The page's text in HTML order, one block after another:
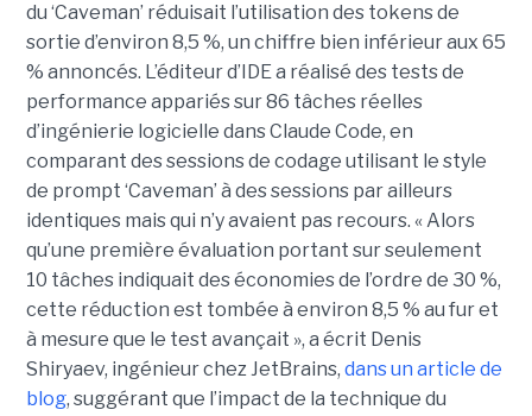
du ‘Caveman’ réduisait l’utilisation des tokens de
sortie d’environ 8,5 %, un chiffre bien inférieur aux 65
% annoncés. L’éditeur d’IDE a réalisé des tests de
performance appariés sur 86 tâches réelles
d’ingénierie logicielle dans Claude Code, en
comparant des sessions de codage utilisant le style
de prompt ‘Caveman’ à des sessions par ailleurs
identiques mais qui n’y avaient pas recours. « Alors
qu’une première évaluation portant sur seulement
10 tâches indiquait des économies de l’ordre de 30 %,
cette réduction est tombée à environ 8,5 % au fur et
à mesure que le test avançait », a écrit Denis
Shiryaev, ingénieur chez JetBrains, dans un article de
blog, suggérant que l’impact de la technique du